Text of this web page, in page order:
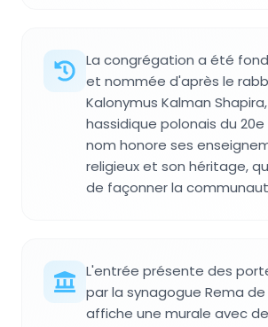
La congrégation a été
et nommée d'après le
Kalonymus Kalman
hassidique polonais du 20e
nom honore ses
religieux et son héritage,
de façonner la
L'entrée présente des
par la synagogue Rema
affiche une murale avec